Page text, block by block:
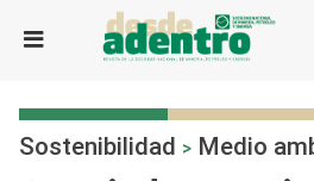
Sostenibilidad > Medio